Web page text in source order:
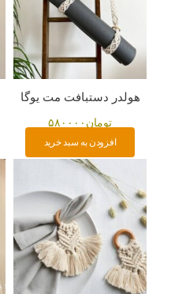
هولدر دستبافت مت یوگا
تومان ۵۸۰۰۰۰
افزودن به سبد خرید